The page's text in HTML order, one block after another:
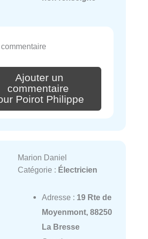
Ajouter un
commentaire
Poirot Philippe
Marion Daniel
Catégorie : Électricien
Adresse : 19 Rte de
Moyenmont, 88250
La Bresse